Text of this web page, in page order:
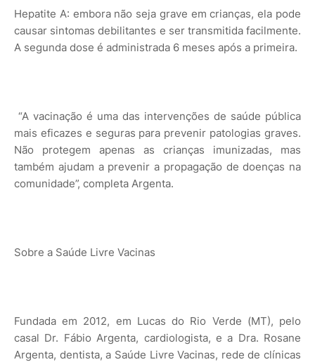
Hepatite A: embora não seja grave em crianças, ela pode
causar sintomas debilitantes e ser transmitida facilmente.
A segunda dose é administrada 6 meses após a primeira.
“A vacinação é uma das intervenções de saúde pública
mais eficazes e seguras para prevenir patologias graves.
Não protegem apenas as crianças imunizadas, mas
também ajudam a prevenir a propagação de doenças na
comunidade”, completa Argenta.
Sobre a Saúde Livre Vacinas
Fundada em 2012, em Lucas do Rio Verde (MT), pelo
casal Dr. Fábio Argenta, cardiologista, e a Dra. Rosane
Argenta, dentista, a Saúde Livre Vacinas, rede de clínicas